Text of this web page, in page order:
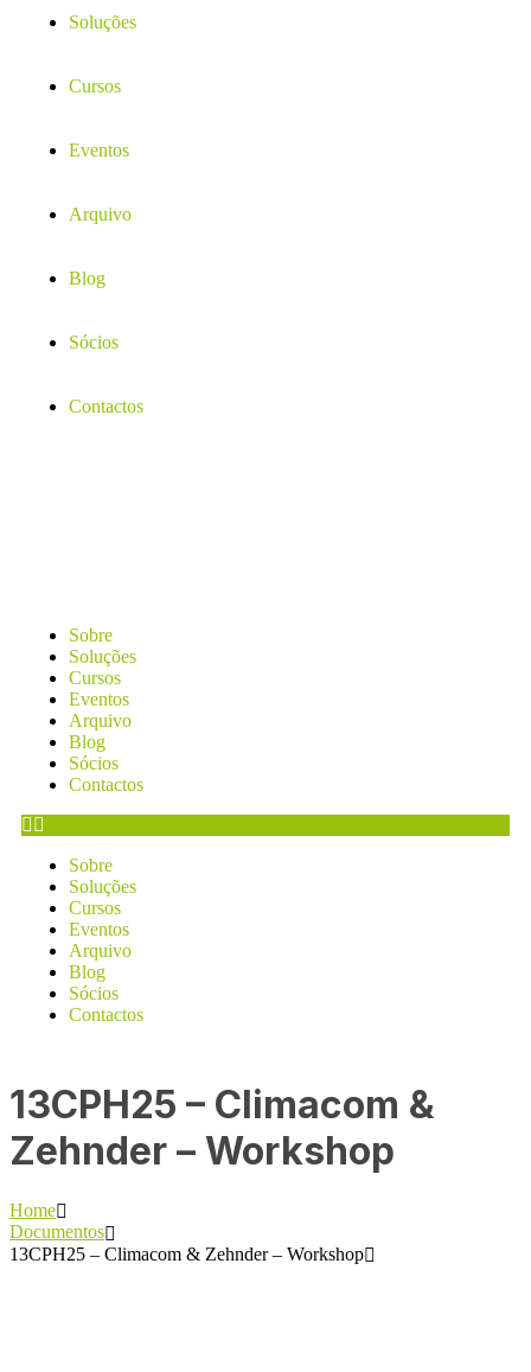
Soluções
Cursos
Eventos
Arquivo
Blog
Sócios
Contactos
Sobre
Soluções
Cursos
Eventos
Arquivo
Blog
Sócios
Contactos
Sobre
Soluções
Cursos
Eventos
Arquivo
Blog
Sócios
Contactos
13CPH25 – Climacom &
Zehnder – Workshop
Home
Documentos
13CPH25 – Climacom & Zehnder – Workshop